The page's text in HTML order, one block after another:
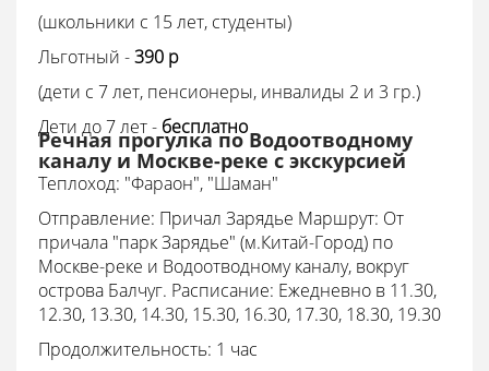
(школьники с 15 лет, студенты)
Льготный -390 p
(дети с 7 лет, пенсионеры, инвалиды 2 и 3 гр.)
Дети до 7 лет - бесплатно
Речная прогулка по Водоотводному
каналу и Москве-реке с экскурсией
Теплоход: "Фараон", "Шаман"
Отправление: Причал Зарядье Маршрут: От
причала "парк Зарядье" (м.Китай-Город) по
Москве-реке и Водоотводному каналу, вокруг
острова Балчуг. Расписание: Ежедневно в 11.30,
12.30, 13.30, 14.30, 15.30, 16.30, 17.30, 18.30, 19.30
Продолжительность: 1 час